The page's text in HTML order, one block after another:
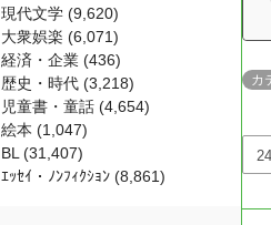
カ
現代文学 (9,620)
大衆娯楽 (6,071)
経済・企業 (436)
歴史・時代 (3,218)
児童書・童話 (4,654)
絵本 (1,047)
BL (31,407)
ｴｯｾｲ・ﾉﾝﾌｨｸｼｮﾝ (8,861)